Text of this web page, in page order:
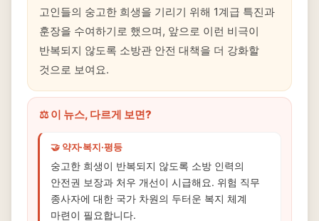
고인들의 숭고한 희생을 기리기 위해 1계급 특진과
훈장을 수여하기로 했으며, 앞으로 이런 비극이
반복되지 않도록 소방관 안전 대책을 더 강화할
것으로 보여요.
⚖️ 이 뉴스, 다르게 보면?
🤝 약자·복지·평등
숭고한 희생이 반복되지 않도록 소방 인력의
안전권 보장과 처우 개선이 시급해요. 위험 직무
종사자에 대한 국가 차원의 두터운 복지 체계
마련이 필요합니다.